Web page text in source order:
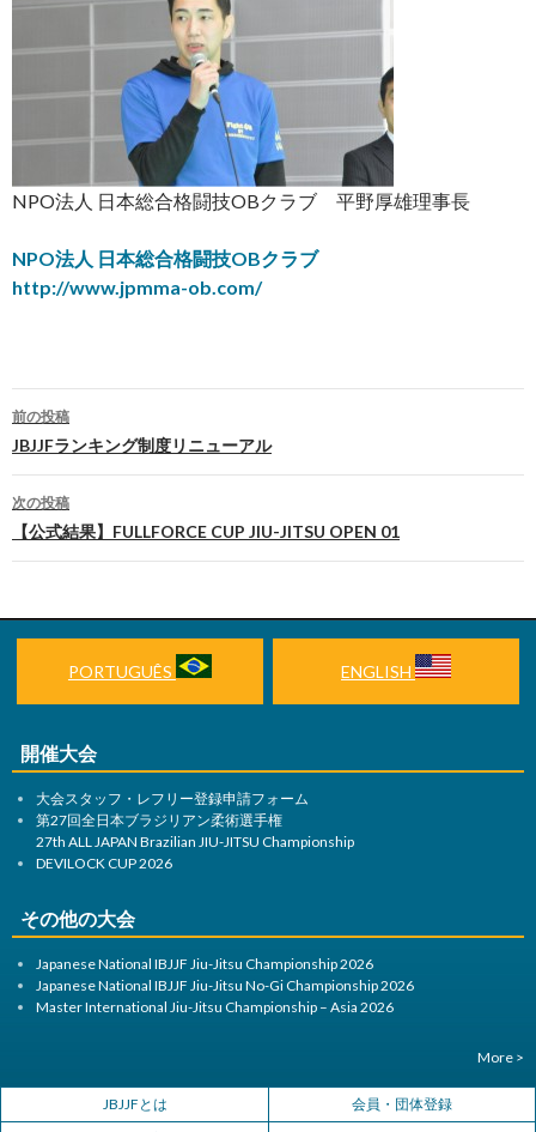
NPO法人 日本総合格闘技OBクラブ 平野厚雄理事長
NPO法人 日本総合格闘技OBクラブ
http://www.jpmma-ob.com/
投
稿
ナ
ゲ
シ
ョ
ン
前の投稿
JBJJFランキング制度リニューアル
次の投稿
【公式結果】FULLFORCE CUP JIU-JITSU OPEN 01
PORTUGUÊS ENGLISH
開催大会
大会スタッフ・レフリー登録申請フォーム
第27回全日本ブラジリアン柔術選手権
27th ALL JAPAN Brazilian JIU-JITSU Championship
DEVILOCK CUP 2026
その他の大会
Japanese National IBJJF Jiu-Jitsu Championship 2026
Japanese National IBJJF Jiu-Jitsu No-Gi Championship 2026
Master International Jiu-Jitsu Championship – Asia 2026
More >
JBJJFとは
会員・団体登録